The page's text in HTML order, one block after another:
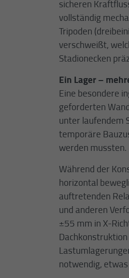
sicheren
vollständig
Tripoden
verschweißt,
Stadionecken
Ein Lager –
Eine besondere
geforderten
unter laufendem
temporäre
werden mussten.
Während der
horizontal
auftretenden
und anderen
±55 mm in X-
notwendig,